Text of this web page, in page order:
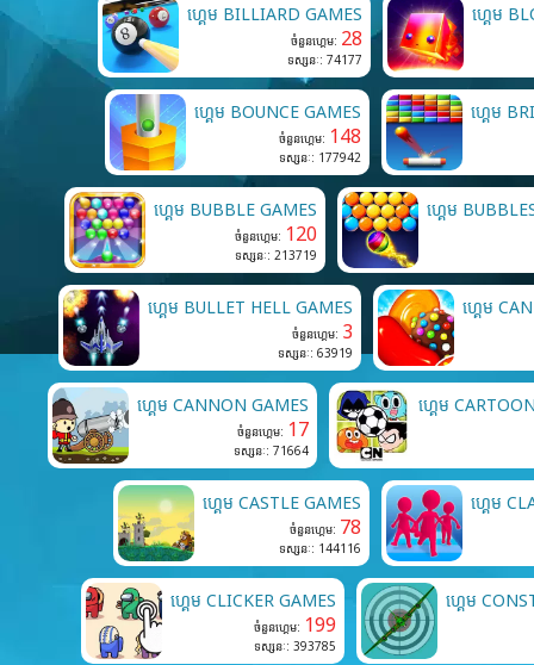
ហ្គេម BILLIARD GAMES
ចំនួនហ្គេម: 28
ទស្សនៈ: 74177
ហ្គេម
ហ្គេម BOUNCE GAMES
ចំនួនហ្គេម: 148
ទស្សនៈ: 177942
ហ្គេម
ហ្គេម BUBBLE GAMES
ចំនួនហ្គេម: 120
ទស្សនៈ: 213719
ហ្គេម
ហ្គេម BULLET HELL GAMES
ចំនួនហ្គេម: 3
ទស្សនៈ: 63919
ហ្គេម
ហ្គេម CANNON GAMES
ចំនួនហ្គេម: 17
ទស្សនៈ: 71664
ហ្គេម
ហ្គេម CASTLE GAMES
ចំនួនហ្គេម: 78
ទស្សនៈ: 144116
ហ្គេម
ហ្គេម CLICKER GAMES
ចំនួនហ្គេម: 199
ទស្សនៈ: 393785
ហ្គេម